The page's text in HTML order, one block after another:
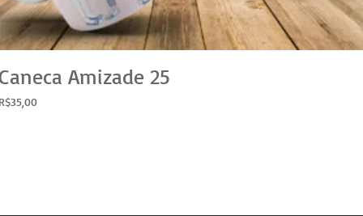
Amizade 25
35,00